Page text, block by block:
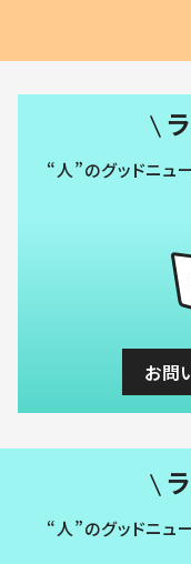
“人”のグッドニュ
お問
“人”のグッドニュ